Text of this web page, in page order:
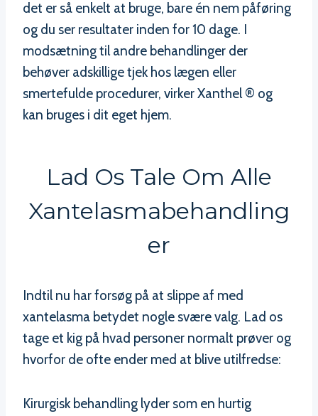
det er så enkelt at bruge, bare én nem påføring
og du ser resultater inden for 10 dage. I
modsætning til andre behandlinger der
behøver adskillige tjek hos lægen eller
smertefulde procedurer, virker Xanthel ® og
kan bruges i dit eget hjem.
Lad Os Tale Om Alle
Xantelasmabehandling
Er
Indtil nu har forsøg på at slippe af med
xantelasma betydet nogle svære valg. Lad os
tage et kig på hvad personer normalt prøver og
hvorfor de ofte ender med at blive utilfredse:
Kirurgisk behandling lyder som en hurtig